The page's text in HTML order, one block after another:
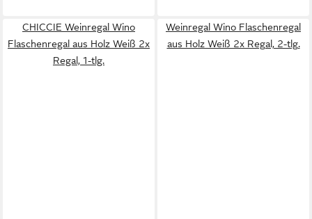
CHICCIE Weinregal Wino
Flaschenregal aus Holz Weiß 2x
Regal, 1-tlg.
Weinregal Wino Flaschenregal
aus Holz Weiß 2x Regal, 2-tlg.